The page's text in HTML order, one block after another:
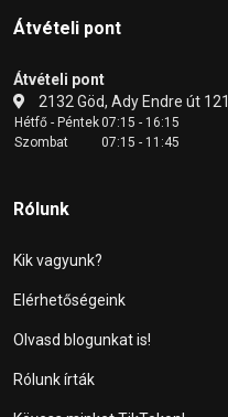
Átvételi pont
Átvételi pont
2132 Göd, Ady Endre út 121.
Hétfő - Péntek07:15 - 16:15
Szombat
07:15 - 11:45
Rólunk
Kik vagyunk?
Elérhetőségeink
Olvasd blogunkat is!
Rólunk írták